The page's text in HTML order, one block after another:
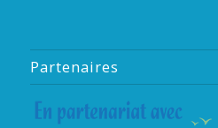
Partenaires